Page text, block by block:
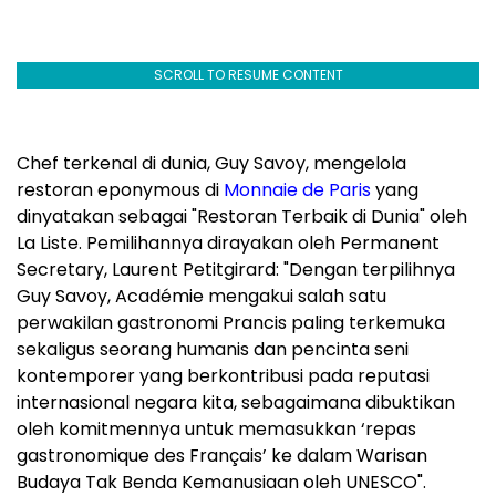
SCROLL TO RESUME CONTENT
Chef terkenal di dunia, Guy Savoy, mengelola
restoran eponymous di Monnaie de Parisyang
dinyatakan sebagai "Restoran Terbaik di Dunia" oleh
La Liste. Pemilihannya dirayakan oleh Permanent
Secretary, Laurent Petitgirard: "Dengan terpilihnya
Guy Savoy, Académie mengakui salah satu
perwakilan gastronomi Prancis paling terkemuka
sekaligus seorang humanis dan pencinta seni
kontemporer yang berkontribusi pada reputasi
internasional negara kita, sebagaimana dibuktikan
oleh komitmennya untuk memasukkan ‘repas
gastronomique des Français’ ke dalam Warisan
Budaya Tak Benda Kemanusiaan oleh UNESCO".